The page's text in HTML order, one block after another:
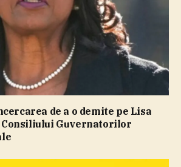
de a o demite pe Lisa
Consiliului Guvernatorilor